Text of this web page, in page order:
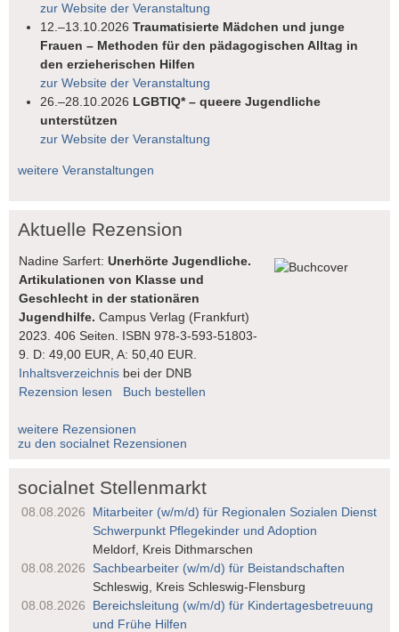
zur Website der Veranstaltung
12.–13.10.2026Traumatisierte Mädchen und junge
Frauen – Methoden für den pädagogischen Alltag in
den erzieherischen Hilfen
zur Website der Veranstaltung
26.–28.10.2026 LGBTIQ* – queere Jugendliche
unterstützen
zur Website der Veranstaltung
weitere Veranstaltungen
Aktuelle Rezension
Nadine Sarfert:Unerhörte Jugendliche.
Artikulationen von Klasse und
Geschlecht in der stationären
Jugendhilfe.Campus Verlag (Frankfurt)
2023. 406 Seiten. ISBN 978-3-593-51803-
9. D: 49,00 EUR, A: 50,40 EUR.
Inhaltsverzeichnis bei der DNB
Rezension lesen
Buch bestellen
weitere Rezensionen
zu den socialnet Rezensionen
socialnet Stellenmarkt
08.08.2026
Mitarbeiter (w/m/d) für Regionalen Sozialen Dienst
Schwerpunkt Pflegekinder und Adoption
Meldorf, Kreis Dithmarschen
08.08.2026
Sachbearbeiter (w/m/d) für Beistandschaften
Schleswig, Kreis Schleswig-Flensburg
08.08.2026
Bereichsleitung (w/m/d) für Kindertages­betreuung
und Frühe Hilfen